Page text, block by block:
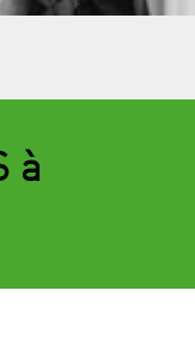
à